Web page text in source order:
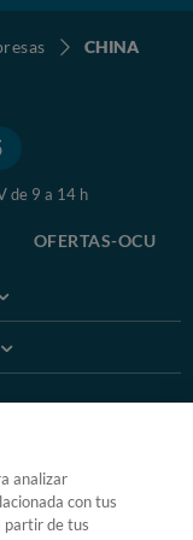
CHINA
de 9 a 14 h
OFERTAS-OCU
de OCU
analizar
con tus
partir de tus